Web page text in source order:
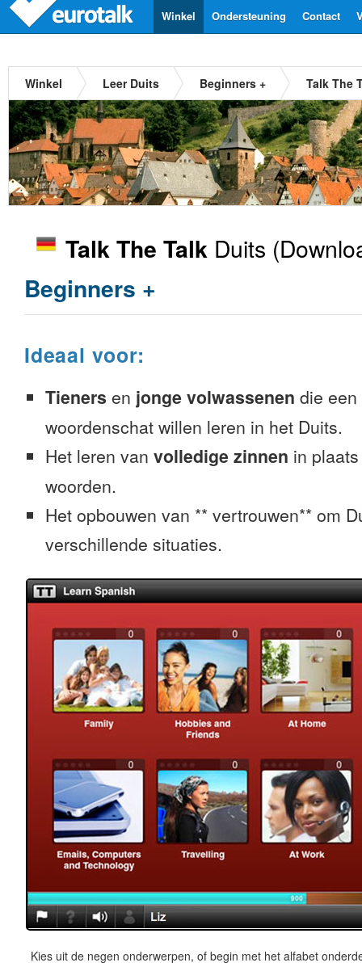
Contact
Ondersteuning
Winkel
Winkel Leer Duits Beginners + Talk The
Talk The Talk Duits
Beginners +
Ideaal voor:
Tieners en jonge volwassenen die
woordenschat willen leren in het Duits.
Het leren van volledige zinnen in
woorden.
Het opbouwen van ** vertrouwen** om
verschillende situaties.
Kies uit de negen onderwerpen, of begin met het alfabet